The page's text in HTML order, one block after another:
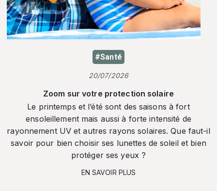
#Santé
20/07/2026
Zoom sur votre protection solaire
Le printemps et l’été sont des saisons à fort
ensoleillement mais aussi à forte intensité de
rayonnement UV et autres rayons solaires. Que faut-il
savoir pour bien choisir ses lunettes de soleil et bien
protéger ses yeux ?
EN SAVOIR PLUS